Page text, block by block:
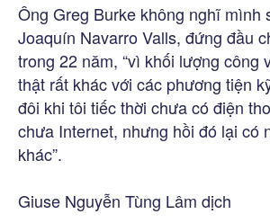
Ông Greg Burke không nghĩ mình
Joaquín Navarro Valls, đứng đầu
trong 22 năm, “vì khối lượng công
thật rất khác với các phương tiện
đôi khi tôi tiếc thời chưa có điện
chưa Internet, nhưng hồi đó lại có
khác”.
Giuse Nguyễn Tùng Lâm dịch